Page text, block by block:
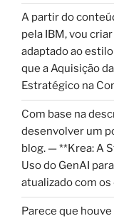
A partir do
pela IBM, vou
adaptado ao
que a Aquisição
Estratégico na
Com base na
desenvolver um
blog. — **Krea: A
Uso do GenAI
atualizado com
Parece que